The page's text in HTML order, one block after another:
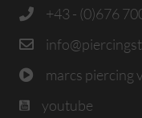
+43 - (0)676
marcs piercing
youtube